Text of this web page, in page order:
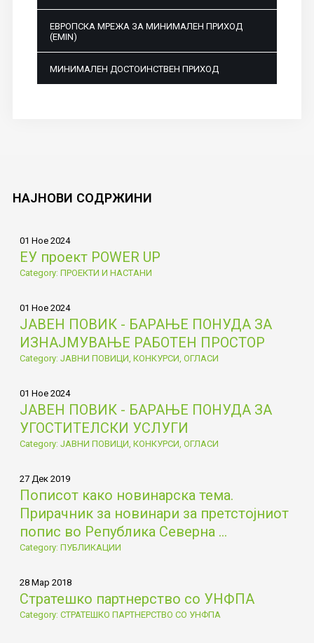
ЕВРОПСКА МРЕЖА ЗА МИНИМАЛЕН ПРИХОД
(EMIN)
МИНИМАЛЕН ДОСТОИНСТВЕН ПРИХОД
НАЈНОВИ СОДРЖИНИ
01 Ное 2024
ЕУ проект POWER UP
Category: ПРОЕКТИ И НАСТАНИ
01 Ное 2024
ЈАВЕН ПОВИК - БАРАЊЕ ПОНУДА ЗА
ИЗНАЈМУВАЊЕ РАБОТЕН ПРОСТОР
Category: ЈАВНИ ПОВИЦИ, КОНКУРСИ, ОГЛАСИ
01 Ное 2024
ЈАВЕН ПОВИК - БАРАЊЕ ПОНУДА ЗА
УГОСТИТЕЛСКИ УСЛУГИ
Category: ЈАВНИ ПОВИЦИ, КОНКУРСИ, ОГЛАСИ
27 Дек 2019
Пописот како новинарска тема.
Прирачник за новинари за претстојниот
попис во Република Северна ...
Category: ПУБЛИКАЦИИ
28 Мар 2018
Стратешко партнерство со УНФПА
Category: СТРАТЕШКО ПАРТНЕРСТВО СО УНФПА